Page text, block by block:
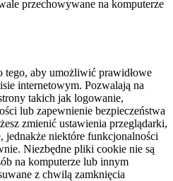
przechowywane na komputerze
tego, aby umożliwić prawidłowe
internetowym. Pozwalają na
takich jak logowanie,
lub zapewnienie bezpieczeństwa
zmienić ustawienia przeglądarki,
niektóre funkcjonalności
Niezbędne pliki cookie nie są
na komputerze lub innym
z chwilą zamknięcia